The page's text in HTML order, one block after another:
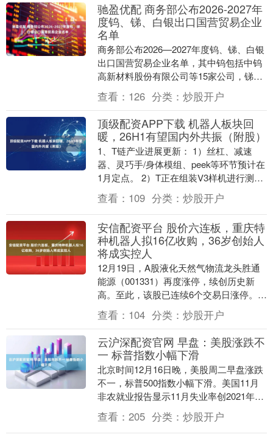
驰盈优配 商务部公布2026-2027年
度钨、锑、白银出口国营贸易企业
名单
商务部公布2026—2027年度钨、锑、白银
出口国营贸易企业名单，其中钨包括中钨
高新材料股份有限公司等15家公司，锑包
括云南联合锑业股份有限公司等11家公
司，白....
查看： 126 分类： 炒股开户
顶级配资APP下载 机器人板块回
暖，26H1有望国内外共振（附股）
1、T链产业进展更新： 1）丝杠、减速
器、灵巧手/身体模组、peek等环节预计在
1月定点。 2）T正在组装V3样机进行测
试，硬件设计已定型，Q1发布在即。
3）....
查看： 109 分类： 炒股开户
安信配资平台 股价六连板，重庆特
种机器人拟16亿收购，36岁创始人
将成实控人
12月19日，A股液化天然气物流龙头胜通
能源（001331）再度涨停，续创历史新
高。至此，该股已连续6个交易日涨停。本
周市场超2900股上涨，24股涨幅超30%....
查看： 104 分类： 炒股开户
云沪深配资官网 早盘：美股涨跌不
一 标普指数小幅下滑
北京时间12月16日晚，美股周二早盘涨跌
不一，标普500指数小幅下滑。美国11月
非农就业报告显示11月失业率创2021年以
来新高、10月非农就业人数大幅减少。 ....
查看： 205 分类： 炒股开户